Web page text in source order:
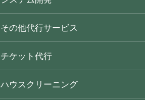
その他代行サービス
チケット代行
ハウスクリーニング